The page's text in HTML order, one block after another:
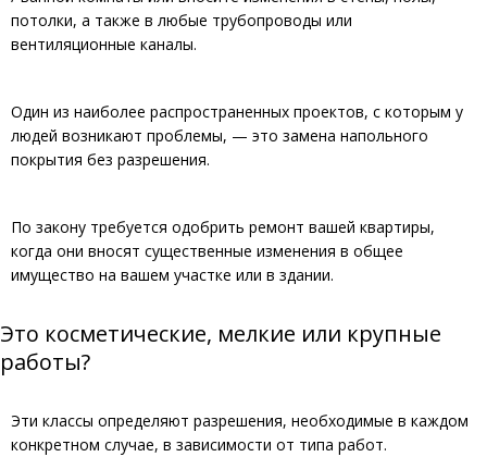
потолки, а также в любые трубопроводы или
вентиляционные каналы.
Один из наиболее распространенных проектов, с которым у
людей возникают проблемы, — это замена напольного
покрытия без разрешения.
По закону требуется одобрить ремонт вашей квартиры,
когда они вносят существенные изменения в общее
имущество на вашем участке или в здании.
Это косметические, мелкие или крупные
работы?
Эти классы определяют разрешения, необходимые в каждом
конкретном случае, в зависимости от типа работ.